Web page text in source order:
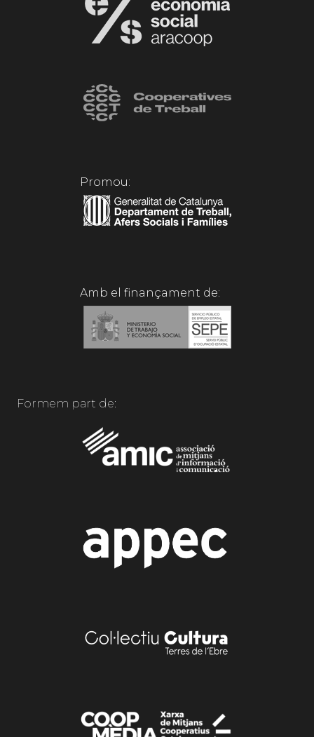
Promou:
Amb el finançament de:
Formem part de: